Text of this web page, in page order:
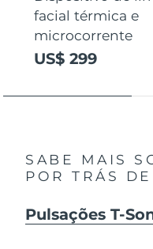
facial térmica e
microcorrente
US$ 299
SABE MAIS
POR TRÁS
Pulsações T-